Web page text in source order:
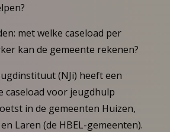
met welke caseload per
kan de gemeente rekenen?
(NJi) heeft een
caseload voor jeugdhulp
in de gemeenten Huizen,
Laren (de HBEL-gemeenten).